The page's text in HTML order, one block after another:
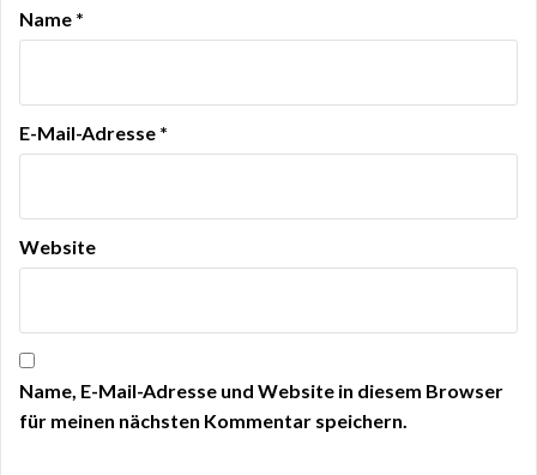
Name *
E-Mail-Adresse *
Website
Name, E-Mail-Adresse und Website in diesem Browser
für meinen nächsten Kommentar speichern.